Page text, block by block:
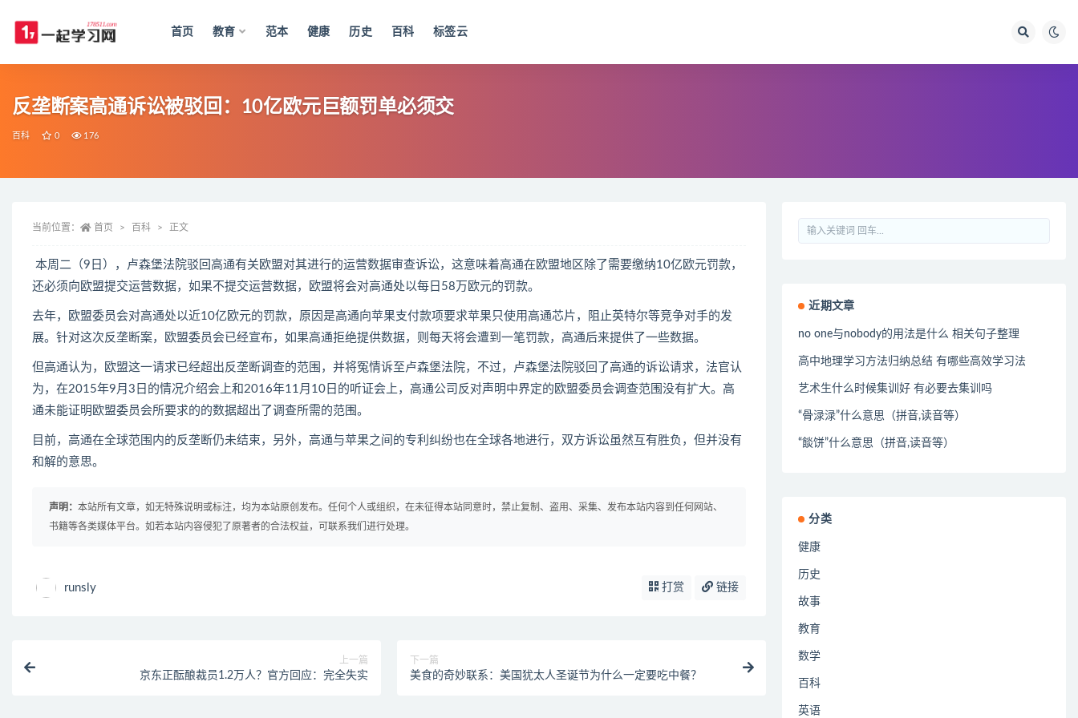
首页 教育 范本 健康 历史 百科 标签云
反垄断案高通诉讼被驳回：10亿欧元巨额罚单必须交
百科 0 176
当前位置： 首页 百科 正文
本周二（9日），卢森堡法院驳回高通有关欧盟对其进行的运营数据审查诉讼，这意味着高通在欧盟地区除了需要缴纳10亿欧元罚款，
还必须向欧盟提交运营数据，如果不提交运营数据，欧盟将会对高通处以每日58万欧元的罚款。
去年，欧盟委员会对高通处以近10亿欧元的罚款，原因是高通向苹果支付款项要求苹果只使用高通芯片，阻止英特尔等竞争对手的发
展。针对这次反垄断案，欧盟委员会已经宣布，如果高通拒绝提供数据，则每天将会遭到一笔罚款，高通后来提供了一些数据。
但高通认为，欧盟这一请求已经超出反垄断调查的范围，并将冤情诉至卢森堡法院，不过，卢森堡法院驳回了高通的诉讼请求，法官认
为，在2015年9月3日的情况介绍会上和2016年11月10日的听证会上，高通公司反对声明中界定的欧盟委员会调查范围没有扩大。高
通未能证明欧盟委员会所要求的的数据超出了调查所需的范围。
目前，高通在全球范围内的反垄断仍未结束，另外，高通与苹果之间的专利纠纷也在全球各地进行，双方诉讼虽然互有胜负，但并没有
和解的意思。
声明： 本站所有文章，如无特殊说明或标注，均为本站原创发布。任何个人或组织，在未征得本站同意时，禁止复制、盗用、采集、发布本站内容到任何网站、
书籍等各类媒体平台。如若本站内容侵犯了原著者的合法权益，可联系我们进行处理。
runsly 打赏 链接
上一篇
京东正酝酿裁员1.2万人？官方回应：完全失实
下一篇
美食的奇妙联系：美国犹太人圣诞节为什么一定要吃中餐？
近期文章
no one与nobody的用法是什么 相关句子整理
高中地理学习方法归纳总结 有哪些高效学习法
艺术生什么时候集训好 有必要去集训吗
“骨渌渌”什么意思（拼音,读音等）
“餤饼”什么意思（拼音,读音等）
分类
健康
历史
故事
教育
数学
百科
英语